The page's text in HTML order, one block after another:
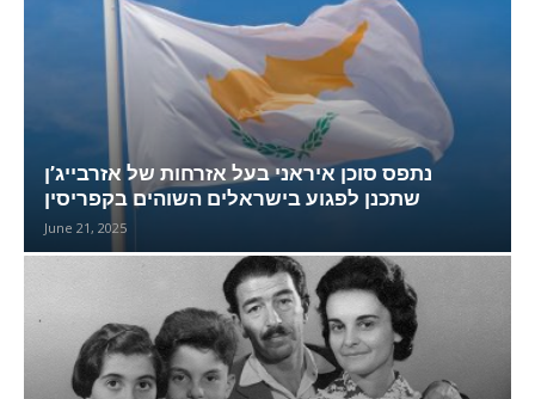
נתפס סוכן איראני בעל אזרחות של אזרבייג’ן
שתכנן לפגוע בישראלים השוהים בקפריסין
June 21, 2025